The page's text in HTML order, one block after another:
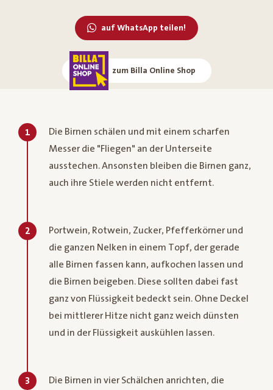
auf WhatsApp teilen!
zum Billa Online Shop
1
Die Birnen schälen und mit einem scharfen
Messer die "Fliegen" an der Unterseite
ausstechen. Ansonsten bleiben die Birnen ganz,
auch ihre Stiele werden nicht entfernt.
2
Portwein, Rotwein, Zucker, Pfefferkörner und
die ganzen Nelken in einem Topf, der gerade
alle Birnen fassen kann, aufkochen lassen und
die Birnen beigeben. Diese sollten dabei fast
ganz von Flüssigkeit bedeckt sein. Ohne Deckel
bei mittlerer Hitze nicht ganz weich dünsten
und in der Flüssigkeit auskühlen lassen.
3
Die Birnen in vier Schälchen anrichten, die